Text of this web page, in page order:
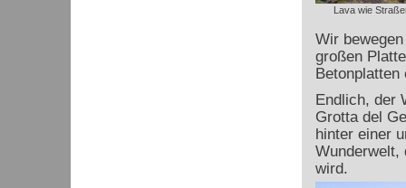
Lava wie
Wir
großen
Betonplatten
Endlich, der
Grotta del
hinter einer
Wunderwelt,
wird.